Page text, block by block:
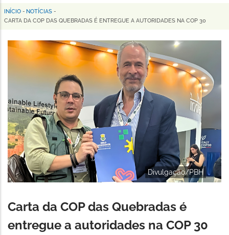
Horizonte
Trilha
navegação
INÍCIO - NOTÍCIAS -
CARTA DA COP DAS QUEBRADAS É ENTREGUE A AUTORIDADES NA COP 30
Divulgação/PBH
Carta da COP das Quebradas é
entregue a autoridades na COP 30